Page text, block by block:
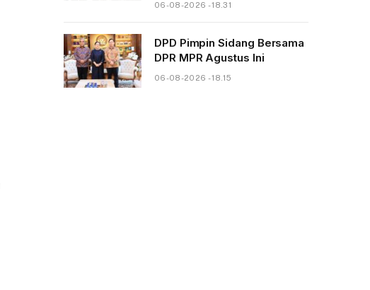
06-08-2026 - 18.31
DPD Pimpin Sidang Bersama
DPR MPR Agustus Ini
06-08-2026 - 18.15